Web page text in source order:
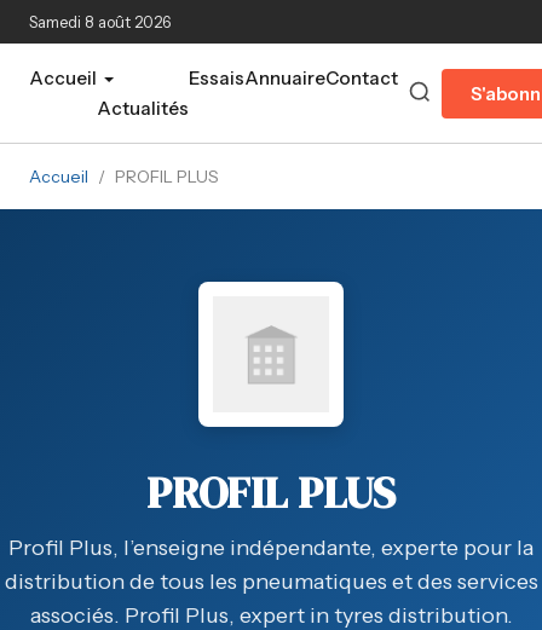
Aller au contenu principal
Samedi 8 août 2026
Accueil
Actualités
EssaisAnnuaireContact
Accueil / PROFIL PLUS
PROFIL PLUS
Profil Plus, l’enseigne indépendante, experte pour la
distribution de tous les pneumatiques et des services
associés. Profil Plus, expert in tyres distribution.